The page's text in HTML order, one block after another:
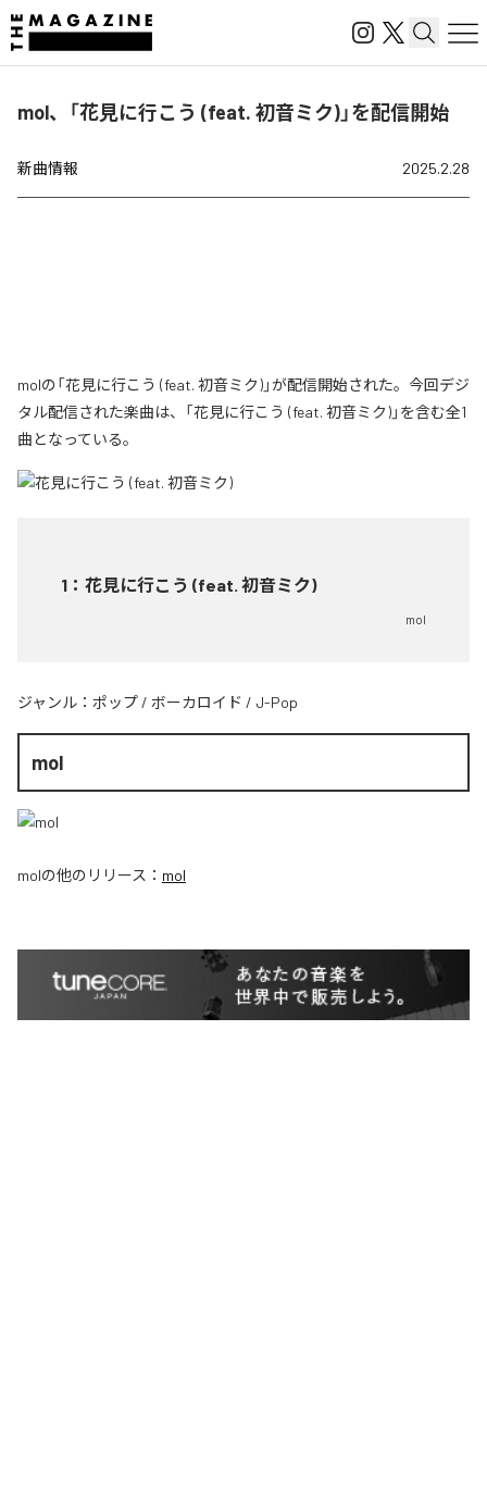
mol、「花見に行こう (feat. 初音ミク)」を配信開始
新曲情報 2025.2.28
molの「花見に行こう (feat. 初音ミク)」が配信開始された。今回デジ
タル配信された楽曲は、「花見に行こう (feat. 初音ミク)」を含む全1
曲となっている。
1 ： 花見に行こう (feat. 初音ミク)
mol
ジャンル： ポップ / ボーカロイド / J-Pop
mol
molの他のリリース： mol